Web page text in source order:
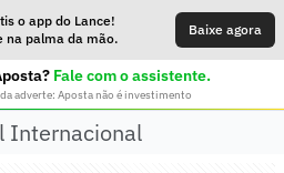
o app do Lance!
na palma da mão.
Baixe agora
Fale com o assistente.
adverte: Aposta não é investimento
Internacional